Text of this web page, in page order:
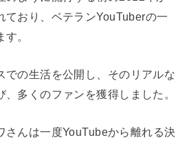
ており、ベテランYouTuberの一
。
での生活を公開し、そのリアルな
、多くのファンを獲得しました。
さんは一度YouTubeから離れる決